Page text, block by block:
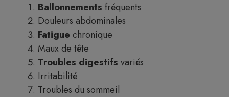
Ballonnements fréquents
Douleurs abdominales
Fatigue chronique
Maux de tête
Troubles digestifs variés
Irritabilité
Troubles du sommeil